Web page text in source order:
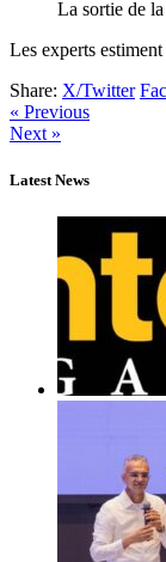
La sortie de
Les experts
Share: X/Twitter
« Previous
Next »
Latest News